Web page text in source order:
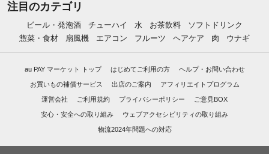
注目のカテゴリ
ビール・発泡酒 チューハイ 水 お茶飲料
ソフトドリンク
惣菜・食材
扇風機 エアコン フルーツ ヘアケア 肉 ウナギ
au PAY マーケット トップ はじめてご利用の方 ヘルプ・お問い合わせ
お買いもの補償サービス 出店のご案内 アフィリエイトプログラム
運営会社 ご利用規約 プライバシーポリシー ご意見BOX
安心・安全への取り組み ウェブアクセシビリティの取り組み
物流2024年問題への対応